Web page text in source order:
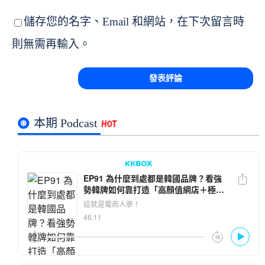
儲存您的名字、Email 和網站，在下次留言時
則無需再輸入。
本期 Podcast